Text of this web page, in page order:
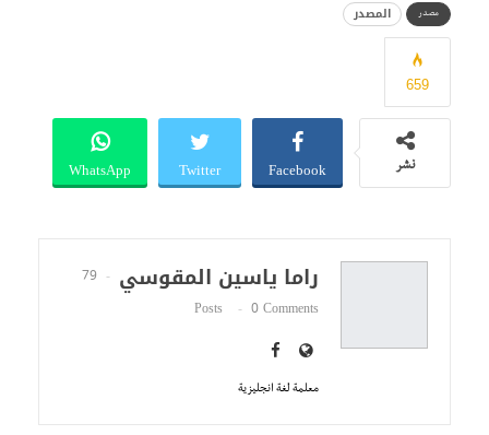
مصدر المصدر
659
نشر Facebook
Twitter
WhatsApp
راما ياسين المقوسي
79
Posts
0 Comments
معلمة لغة انجليزية